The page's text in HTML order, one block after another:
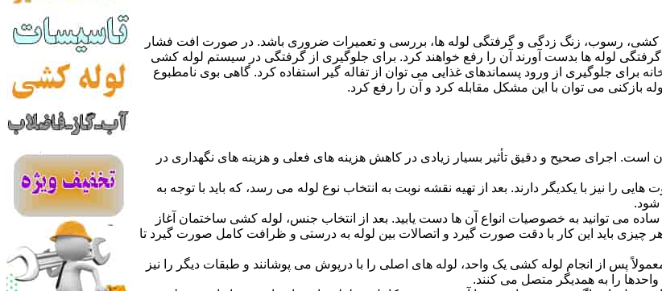
رسوب، زنگ زدگی و گرفتگی لوله ها، بررسی و تعمیرات ضروری باشد. در صورت افت فشار
لوله ها بدست آورند آن را رفع خواهند کرد. برای جلوگیری از گرفتگی در سیستم لوله کشی
جلوگیری از ورود پسماندهای غذایی می توان از تفاله گیر استفاده کرد. گاهی بوی نامطبوع
بازکنی می توان با این مشکل مقابله کرد و آن را رفع کرد.
اجرای صحیح و دقیق تأثیر بسیار زیادی در کاهش هزینه های فعلی و هزینه های نگهداری در
را نیز با یکدیگر دارند. بعد از تهیه نقشه نوبت به انتخاب نوع لوله می رسد، که باید با توجه به
شود.
می توانید به خصوصیات انواع آن ها دست یابید. بعد از انتخاب جنس، لوله کشی ساختمان آغاز
باید این کار با دقت صورت گیرد و اتصالات بین لوله به درستی و ظرافت کامل صورت گیرد تا
پس از انجام لوله کشی یک واحد، لوله های اصلی را با درپوش می پوشانند و طبقات دیگر را نیز
را به همدیگر متصل می کنند.